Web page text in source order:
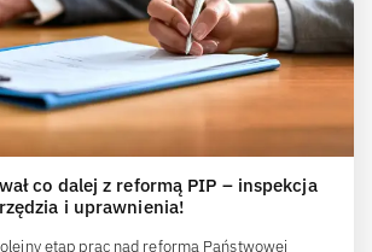
co dalej z reformą PIP – inspekcja
i uprawnienia!
etap prac nad reformą Państwowej